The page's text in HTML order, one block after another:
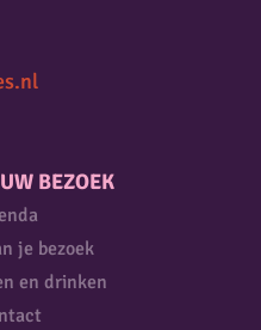
BEZOEK
je bezoek
en drinken